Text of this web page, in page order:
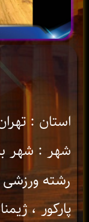
استان :
شهر : شهر
رشته
پارکور ،